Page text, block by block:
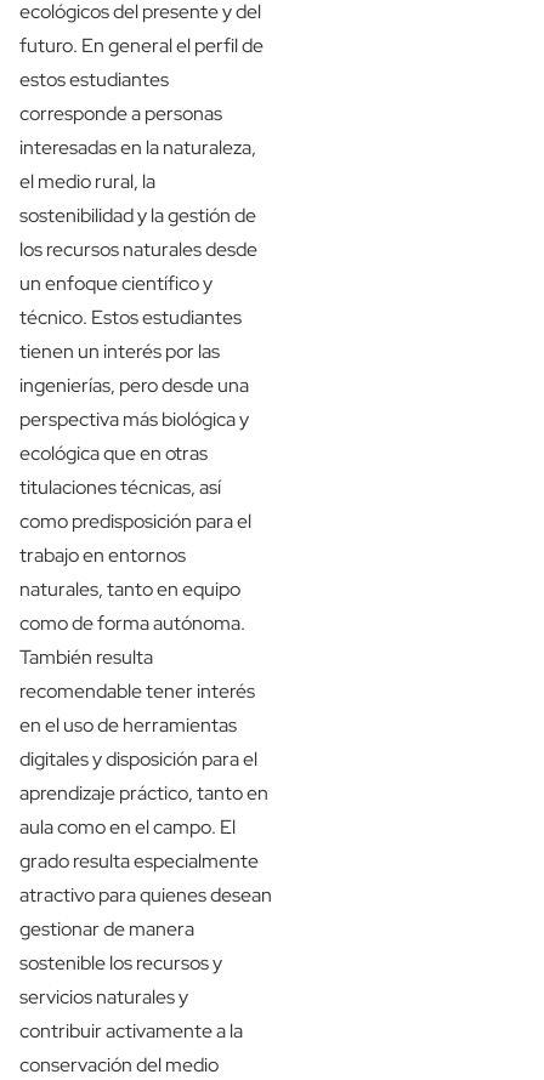
ecológicos del presente y del
futuro. En general el perfil de
estos estudiantes
corresponde a personas
interesadas en la naturaleza,
el medio rural, la
sostenibilidad y la gestión de
los recursos naturales desde
un enfoque científico y
técnico. Estos estudiantes
tienen un interés por las
ingenierías, pero desde una
perspectiva más biológica y
ecológica que en otras
titulaciones técnicas, así
como predisposición para el
trabajo en entornos
naturales, tanto en equipo
como de forma autónoma.
También resulta
recomendable tener interés
en el uso de herramientas
digitales y disposición para el
aprendizaje práctico, tanto en
aula como en el campo. El
grado resulta especialmente
atractivo para quienes desean
gestionar de manera
sostenible los recursos y
servicios naturales y
contribuir activamente a la
conservación del medio